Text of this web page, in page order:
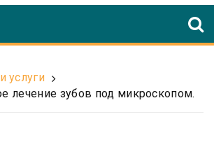
услуги
лечение зубов под микроскопом.